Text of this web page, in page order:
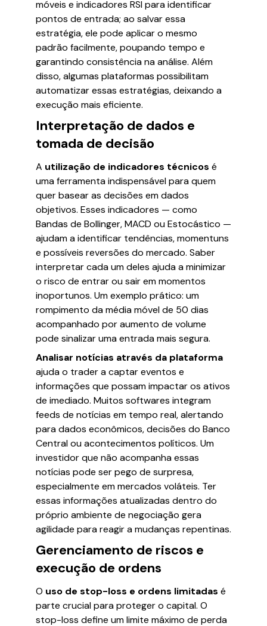
móveis e indicadores RSI para identificar
pontos de entrada; ao salvar essa
estratégia, ele pode aplicar o mesmo
padrão facilmente, poupando tempo e
garantindo consistência na análise. Além
disso, algumas plataformas possibilitam
automatizar essas estratégias, deixando a
execução mais eficiente.
Interpretação de dados e
tomada de decisão
A utilização de indicadores técnicos é
uma ferramenta indispensável para quem
quer basear as decisões em dados
objetivos. Esses indicadores — como
Bandas de Bollinger, MACD ou Estocástico —
ajudam a identificar tendências, momentuns
e possíveis reversões do mercado. Saber
interpretar cada um deles ajuda a minimizar
o risco de entrar ou sair em momentos
inoportunos. Um exemplo prático: um
rompimento da média móvel de 50 dias
acompanhado por aumento de volume
pode sinalizar uma entrada mais segura.
Analisar notícias através da plataforma
ajuda o trader a captar eventos e
informações que possam impactar os ativos
de imediado. Muitos softwares integram
feeds de notícias em tempo real, alertando
para dados econômicos, decisões do Banco
Central ou acontecimentos políticos. Um
investidor que não acompanha essas
notícias pode ser pego de surpresa,
especialmente em mercados voláteis. Ter
essas informações atualizadas dentro do
próprio ambiente de negociação gera
agilidade para reagir a mudanças repentinas.
Gerenciamento de riscos e
execução de ordens
O uso de stop-loss e ordens limitadas é
parte crucial para proteger o capital. O
stop-loss define um limite máximo de perda